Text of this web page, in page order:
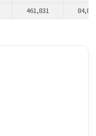
461,831